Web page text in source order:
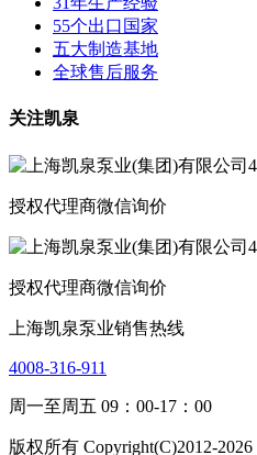
55个出口国家
五大制造基地
全球售后服务
关注凯泉
授权代理商微信询价
授权代理商微信询价
上海凯泉泵业销售热线
4008-316-911
周一至周五 09：00-17：00
版权所有 Copyright(C)2012-